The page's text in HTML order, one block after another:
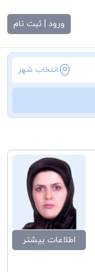
ورود | ثبت نام
انتخاب شهر
اطلاعات بیشتر